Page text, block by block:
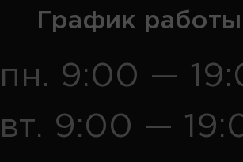
График
пн. 9:00 —
вт. 9:00 —